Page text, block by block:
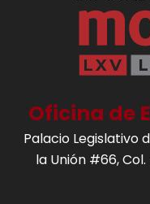
Oficina de
Palacio Legislativo
la Unión #66, Col.